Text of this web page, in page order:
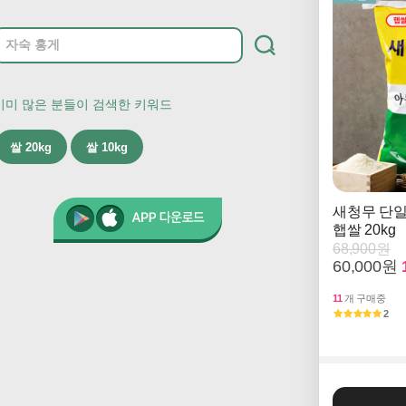
미 많은 분들이 검색한 키워드
쌀 20kg 쌀 10kg
새청무 단
햅쌀 20kg
68,900원
60,000원
11 개 구매중
2